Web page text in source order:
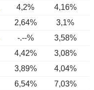
4,2% 4,16%
2,64%
3,1%
-.--% 3,58%
4,42%
3,08%
3,89%
4,04%
6,54% 7,03%